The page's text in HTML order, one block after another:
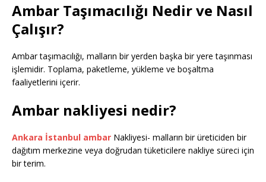
Ambar Taşımacılığı Nedir ve Nasıl
Çalışır?
Ambar taşımacılığı, malların bir yerden başka bir yere taşınması
işlemidir. Toplama, paketleme, yükleme ve boşaltma
faaliyetlerini içerir.
Ambar nakliyesi nedir?
Ankara İstanbul ambar Nakliyesi- malların bir üreticiden bir
dağıtım merkezine veya doğrudan tüketicilere nakliye süreci için
bir terim.